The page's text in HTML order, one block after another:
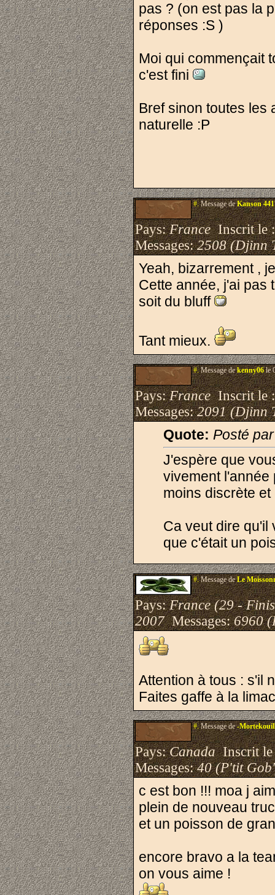
pas ? (on est pas la
réponses :S )
Moi qui commençait
c'est fini
Bref sinon toutes les
naturelle :P
#.Message deKanson
Pays:FranceInscrit le
Messages:2508 (Djinn
Yeah, bizarrement ,
Cette année, j'ai pas
soit du bluff
Tant mieux.
#.Message dekenny06le
Pays:FranceInscrit le
Messages:2091 (Djinn
Quote: Posté
J'espère que
vivement
moins discrète
Ca veut dire qu'il
que c'était un
#.Message deLe
Pays:France (29 -
2007Messages:6960
Attention à tous : s'il
Faites gaffe à la
#.Message de-
Pays:CanadaInscrit
Messages:40 (P'tit
c est bon !!! moa j
plein de nouveau
et un poisson de
encore bravo a la
on vous aime !